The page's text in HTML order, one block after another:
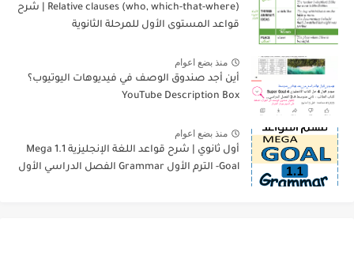
Relative clauses (who, which-that-where) | شرح
قواعد المستوى الأول للمرحلة الثانوية
منذ بضع اعوام
أين أجد صندوق الوصف في فيديوهات اليوتيوب؟
YouTube Description Box
منذ بضع اعوام
أول ثانوي | شرح قواعد اللغة الإنجليزية 1.1 Mega
Goal- الترم الأول Grammar الفصل الدراسي الأول